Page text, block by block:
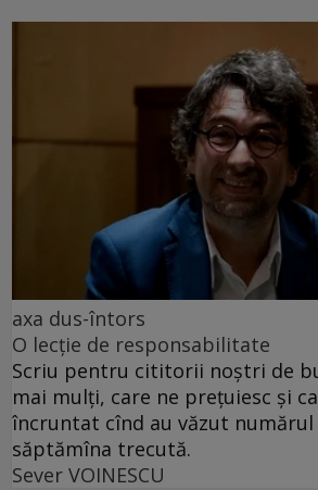
axa dus-întors
O lecție de responsabilitate
Scriu pentru cititorii noștri de
mai mulți, care ne prețuiesc și
încruntat cînd au văzut
săptămîna trecută.
Sever VOINESCU